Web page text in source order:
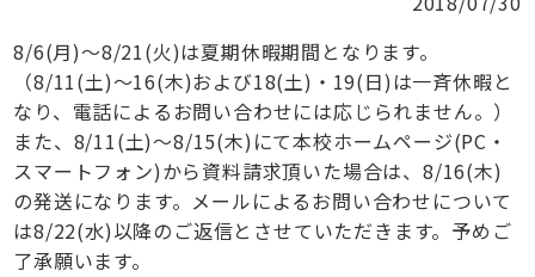
8/6(月)～8/21(火)は夏期休暇期間となります。
（8/11(土)～16(木)および18(土)・19(日)は一斉休暇と
なり、電話によるお問い合わせには応じられません。）
また、8/11(土)～8/15(木)にて本校ホームページ(PC・
スマートフォン)から資料請求頂いた場合は、8/16(木)
の発送になります。メールによるお問い合わせについて
は8/22(水)以降のご返信とさせていただきます。予めご
了承願います。